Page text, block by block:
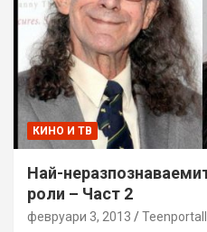
КИНО И ТВ
Най-
роли – Част 2
февруари 3, 2013 Teenportall